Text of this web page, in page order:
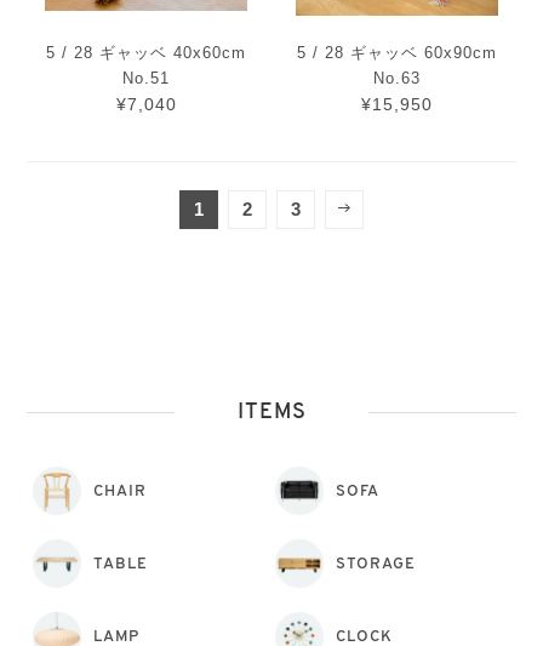
5 / 28 ギャッベ 40x60cm
No.51
¥7,040
5 / 28 ギャッベ 60x90cm
No.63
¥15,950
1 2 3
ITEMS
CHAIR SOFA
TABLE STORAGE
LAMP CLOCK